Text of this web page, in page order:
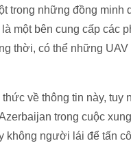
trong những đồng minh
một bên cung cấp các
thời, có thể những
về thông tin này, tuy
trong cuộc
không người lái để tấn